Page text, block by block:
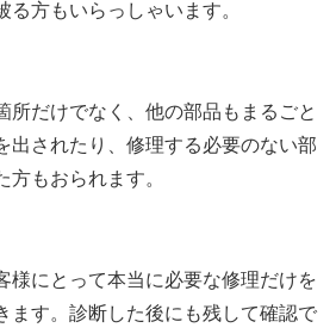
る方もいらっしゃいます。
所だけでなく、他の部品もまるごと
出されたり、修理する必要のない部
もおられます。
様にとって本当に必要な修理だけを
ます。診断した後にも残して確認で